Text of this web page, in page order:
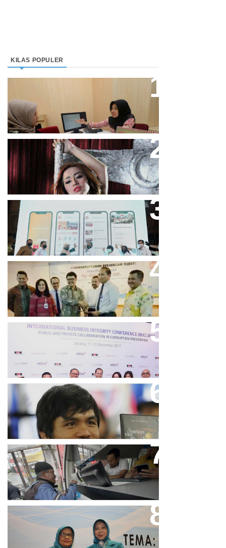
KILAS POPULER
Keuangan Syariah Di Indonesia
Meningkat
Cupi Cupita Luncurkan Single
“Yo Uwis”
Bandung Great Sale 2020 Go
Online Resmi Dimulai
Bank Bjb Fasilitasi Kredit Modal
Kerja Konstruksi PT Adhi Karya
Keren, Bank BJB Kantongi
Puluhan Penghargaan Sepanjang
2017
Dicibir Di Medsos, Manny
Pacquiao Tegaskan Pendirian
Tolak LGBT
Bjb T Samsat Manjakan Nasabah
Dalam Bayar Pajak Kendaraan
Perpres No.99/2017 Bisa Jadi
Acuan Semangat Pengabdian